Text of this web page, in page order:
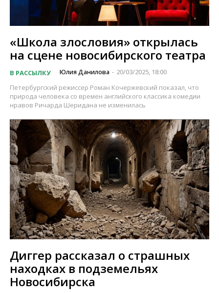
«Школа злословия» открылась
на сцене новосибирского театра
В РАССЫЛКУ Юлия Данилова - 20/03/2025, 18:00
Петербургский режиссер Роман Кочержевский показал, что
природа человека со времен английского классика комедии
нравов Ричарда Шеридана не изменилась
Диггер рассказал о страшных
находках в подземельях
Новосибирска